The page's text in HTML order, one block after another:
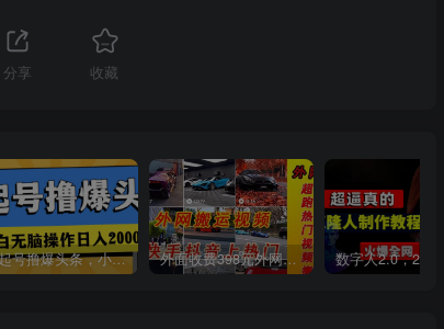
分享 收藏
AI起号撸爆头条，小白也能操作，日入2000+ 外面收费398元外网超跑豪车汽车视频搬运至快手抖音上热门项目